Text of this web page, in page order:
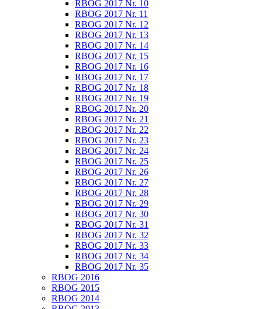
RBOG 2017 Nr. 10
RBOG 2017 Nr. 11
RBOG 2017 Nr. 12
RBOG 2017 Nr. 13
RBOG 2017 Nr. 14
RBOG 2017 Nr. 15
RBOG 2017 Nr. 16
RBOG 2017 Nr. 17
RBOG 2017 Nr. 18
RBOG 2017 Nr. 19
RBOG 2017 Nr. 20
RBOG 2017 Nr. 21
RBOG 2017 Nr. 22
RBOG 2017 Nr. 23
RBOG 2017 Nr. 24
RBOG 2017 Nr. 25
RBOG 2017 Nr. 26
RBOG 2017 Nr. 27
RBOG 2017 Nr. 28
RBOG 2017 Nr. 29
RBOG 2017 Nr. 30
RBOG 2017 Nr. 31
RBOG 2017 Nr. 32
RBOG 2017 Nr. 33
RBOG 2017 Nr. 34
RBOG 2017 Nr. 35
RBOG 2016
RBOG 2015
RBOG 2014